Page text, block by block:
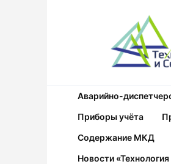
Аварийно-
Приборы учёта
Содержание МКД
Новости